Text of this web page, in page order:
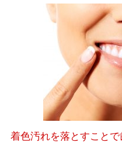
着色汚れを落とすこと